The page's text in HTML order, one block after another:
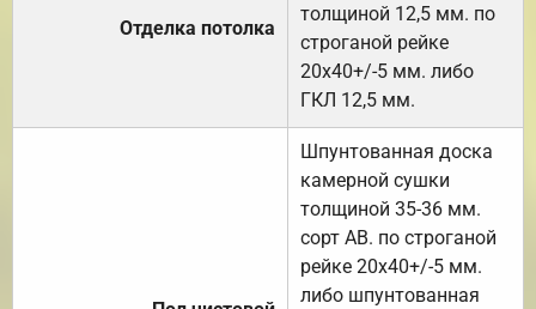
Отделка потолка
толщиной 12,5 мм. по
строганой рейке
20х40+/-5 мм. либо
ГКЛ 12,5 мм.
Шпунтованная доска
камерной сушки
толщиной 35-36 мм.
сорт АВ. по строганой
рейке 20х40+/-5 мм.
либо шпунтованная